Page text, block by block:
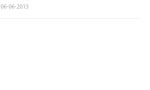
06-06-2013